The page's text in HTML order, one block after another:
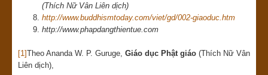
(Thích Nữ Vân Liên dịch)
http://www.buddhismtoday.com/viet/gd/002-giaoduc.htm
http://www.phapdangthientue.com
[1]Theo Ananda W. P. Guruge, Giáo dục Phật giáo (Thích Nữ Vân
Liên dịch),